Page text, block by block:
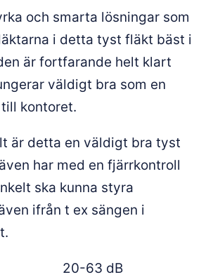
och smarta lösningar som
i detta tyst fläkt bäst i
är fortfarande helt klart
väldigt bra som en
kontoret.
är detta en väldigt bra tyst
har med en fjärrkontroll
ska kunna styra
ifrån t ex sängen i
20-63 dB